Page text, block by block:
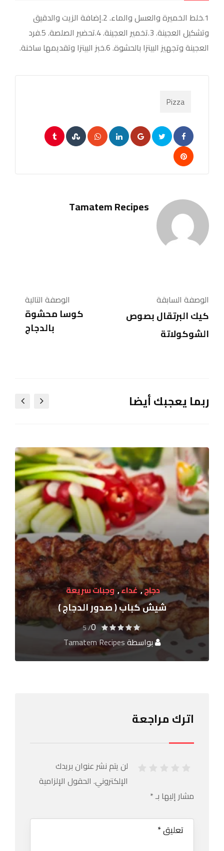
1.خلط الخميرة والعسل والماء. 2.إضافة الزيت والدقيق
وتشكيل العجينة. 3.تخمير العجينة. 4.تحضير الصلصة. 5.فرد
العجينة وتجهيز البيتزا بالحشوة. 6.خبز البيتزا وتقديمها ساخنة.
Pizza
Google+
LinkedIn
Whatsapp
StumbleUpon
Tumblr
Pinterest
Tamatem Recipes
الوصفة السابقة
كيك البرتقال بصوص
الشوكولاتة
الوصفة التالية
كوسا محشوة
بالدجاج
ربما يعجبك أيضا
دجاج,غداء,وجبات سريعة
شيش كباب ( صدور الدجاج )
0
/ 5
بواسطةTamatem Recipes
اترك مراجعة
لن يتم نشر عنوان بريدك
الإلكتروني. الحقول الإلزامية
مشار إليها بـ *